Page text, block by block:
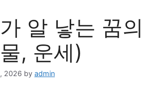
알 낳는 꿈
, 운세)
2026 by admin